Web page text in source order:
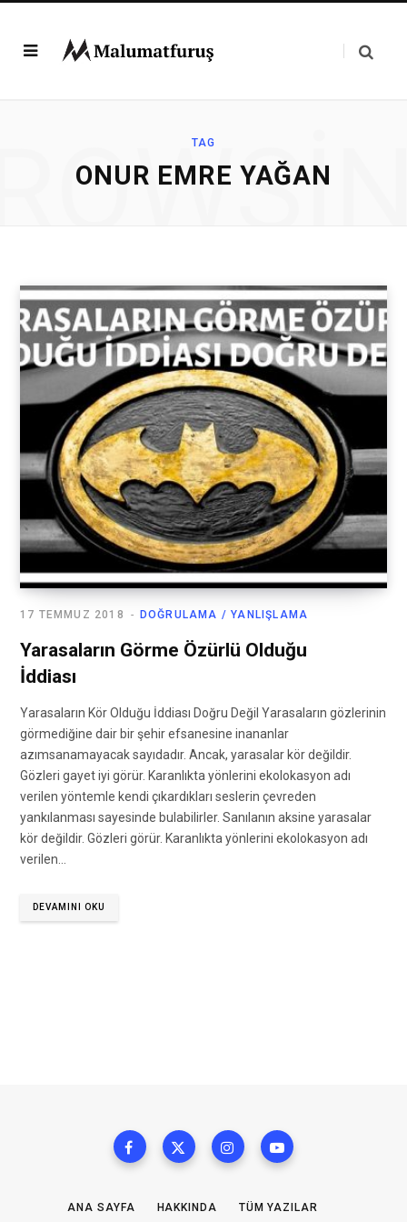
TAG
ONUR EMRE YAĞAN
DOĞRULAMA / YANLIŞLAMA
17 TEMMUZ 2018
Yarasaların Görme Özürlü Olduğu
İddiası
Yarasaların Kör Olduğu İddiası Doğru Değil Yarasaların gözlerinin
görmediğine dair bir şehir efsanesine inananlar
azımsanamayacak sayıdadır. Ancak, yarasalar kör değildir.
Gözleri gayet iyi görür. Karanlıkta yönlerini ekolokasyon adı
verilen yöntemle kendi çıkardıkları seslerin çevreden
yankılanması sayesinde bulabilirler. Sanılanın aksine yarasalar
kör değildir. Gözleri görür. Karanlıkta yönlerini ekolokasyon adı
verilen…
DEVAMINI OKU
ANA SAYFA HAKKINDA TÜM YAZILAR